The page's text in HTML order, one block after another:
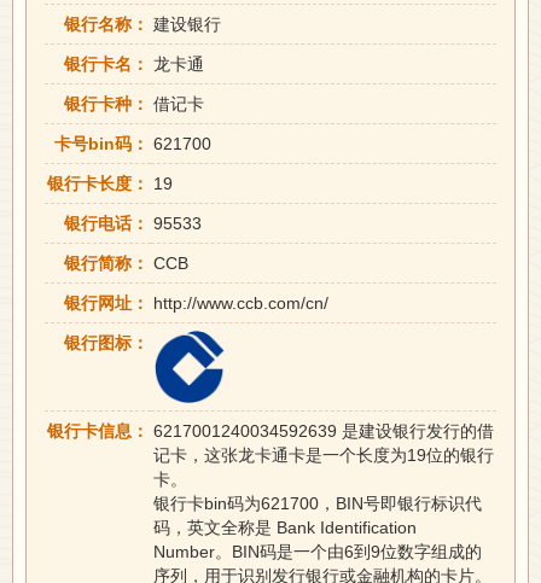
银行名称： 建设银行
银行卡名： 龙卡通
银行卡种： 借记卡
卡号bin码： 621700
银行卡长度： 19
银行电话： 95533
银行简称： CCB
银行网址： http://www.ccb.com/cn/
银行图标：
银行卡信息： 6217001240034592639 是建设银行发行的借
记卡，这张龙卡通卡是一个长度为19位的银行
卡。
银行卡bin码为621700，BIN号即银行标识代
码，英文全称是 Bank Identification
Number。BIN码是一个由6到9位数字组成的
序列，用于识别发行银行或金融机构的卡片。